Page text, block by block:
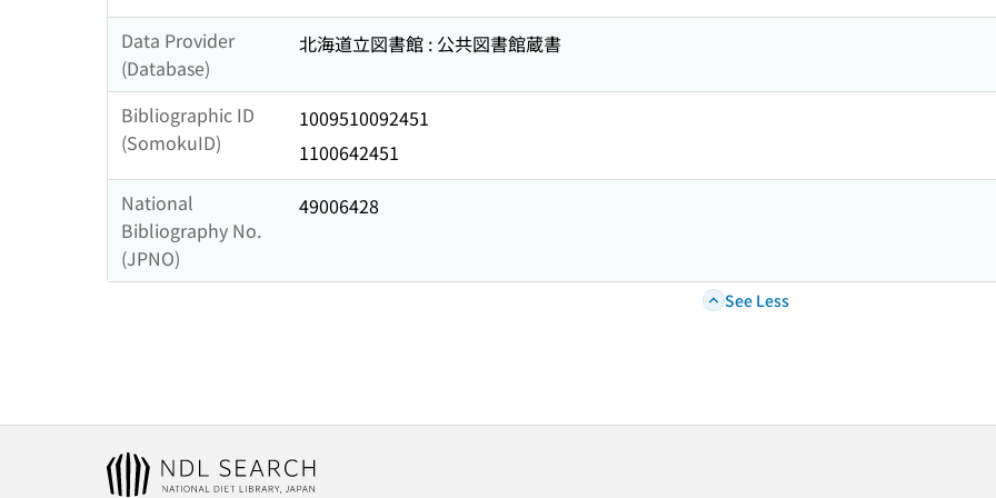
Data Provider
(Database)
北海道立図書館 : 公共図書館蔵書
Bibliographic ID
(SomokuID)
1009510092451
1100642451
National
Bibliography No.
(JPNO)
49006428
See Less